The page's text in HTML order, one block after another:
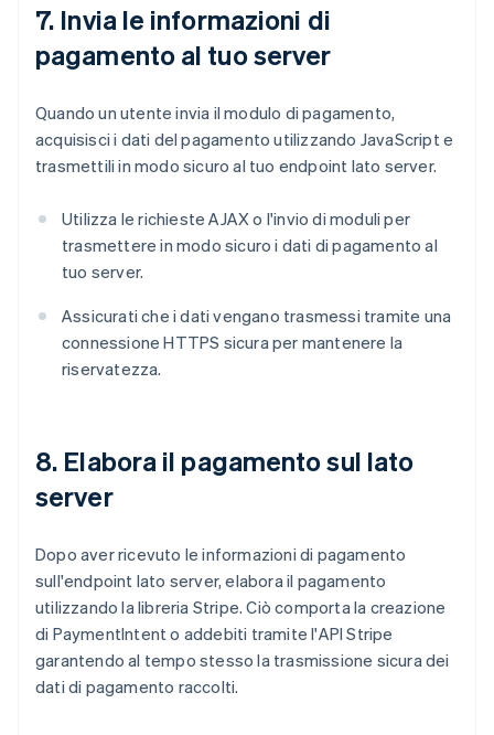
7. Invia le informazioni di
pagamento al tuo server
Quando un utente invia il modulo di pagamento,
acquisisci i dati del pagamento utilizzando JavaScript e
trasmettili in modo sicuro al tuo endpoint lato server.
Utilizza le richieste AJAX o l'invio di moduli per
trasmettere in modo sicuro i dati di pagamento al
tuo server.
Assicurati che i dati vengano trasmessi tramite una
connessione HTTPS sicura per mantenere la
riservatezza.
8. Elabora il pagamento sul lato
server
Dopo aver ricevuto le informazioni di pagamento
sull'endpoint lato server, elabora il pagamento
utilizzando la libreria Stripe. Ciò comporta la creazione
di PaymentIntent o addebiti tramite l'API Stripe
garantendo al tempo stesso la trasmissione sicura dei
dati di pagamento raccolti.